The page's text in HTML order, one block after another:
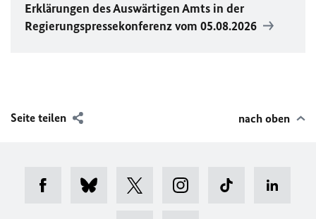
Erklärungen des Auswärtigen Amts in der
Regierungspressekonferenz vom 05.08.2026
Seite teilen nach oben